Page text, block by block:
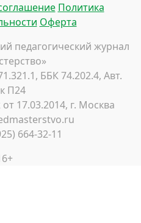
Политика
Оферта
педагогический журнал
ББК 74.202.4, Авт.
П24
17.03.2014, г. Москва
664-32-11